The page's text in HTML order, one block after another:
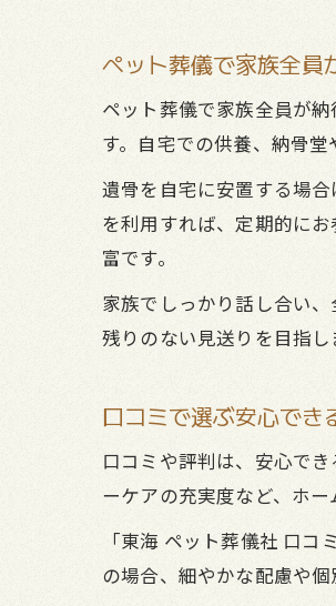
ペット葬儀で家族全員
ペット葬儀で家族全員が
す。自宅での供養、納骨
遺骨を自宅に安置する場
を利用すれば、定期的に
富です。
家族でしっかり話し合い
残りのない見送りを目指し
口コミで選ぶ安心でき
口コミや評判は、安心で
ーケアの充実度など、ホ
「東海 ペット葬儀社 口
の場合、細やかな配慮や